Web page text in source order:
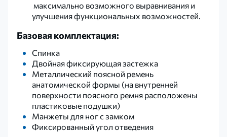
максимально возможного выравнивания и
улучшения функциональных возможностей.
Базовая комплектация:
Спинка
Двойная фиксирующая застежка
Металлический поясной ремень
анатомической формы (на внутренней
поверхности поясного ремня расположены
пластиковые подушки)
Манжеты для ног с замком
Фиксированный угол отведения